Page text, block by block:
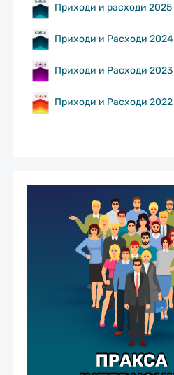
Приходи и расходи 2025
Приходи и Расходи 2024
Приходи и Расходи 2023
Приходи и Расходи 2022